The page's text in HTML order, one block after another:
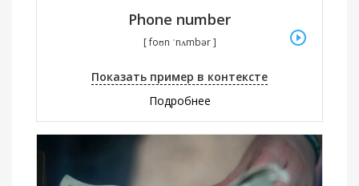
Phone number
[ foʊn ˈnʌmbər ]
Показать пример в контексте
Подробнее